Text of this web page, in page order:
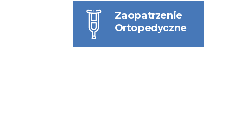
Zaopatrzenie
Ortopedyczne